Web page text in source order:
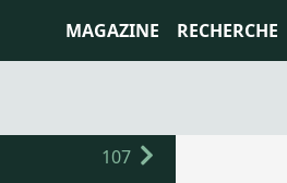
MAGAZINE RECHERCHE
107